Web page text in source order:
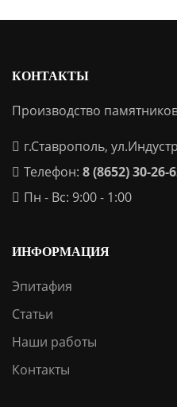
КОНТАКТЫ
Производство
г.Ставрополь,
Телефон: 8 (8652) 30-26-
Пн - Вс: 9:00 - 1:00
ИНФОРМАЦИЯ
Эпитафия
Статьи
Наши работы
Контакты